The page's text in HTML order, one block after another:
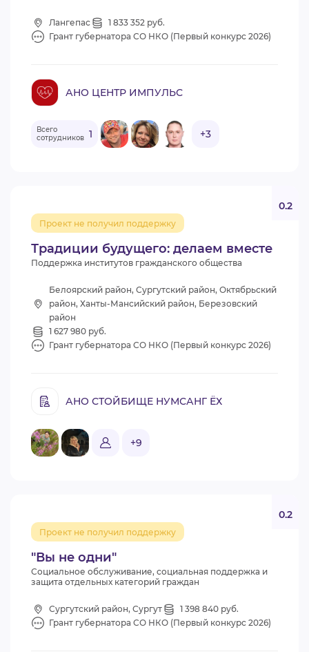
Лангепас
1 833 352 руб.
Грант губернатора СО НКО (Первый конкурс 2026)
АНО ЦЕНТР ИМПУЛЬС
Всего
сотрудников 1 +3
Традиции будущего: делаем вместе
Проект не получил поддержку
0.2
Поддержка институтов гражданского общества
Белоярский район, Сургутский район, Октябрьский
район, Ханты-Мансийский район, Березовский
район
1 627 980 руб.
Грант губернатора СО НКО (Первый конкурс 2026)
АНО СТОЙБИЩЕ НУМСАНГ ЁХ
+9
"Вы не одни"
Проект не получил поддержку
0.2
Социальное обслуживание, социальная поддержка и
защита отдельных категорий граждан
Сургутский район, Сургут
1 398 840 руб.
Грант губернатора СО НКО (Первый конкурс 2026)